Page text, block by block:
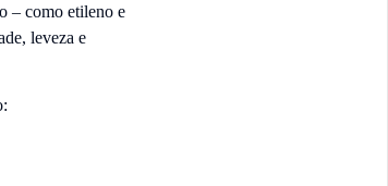
– como etileno e
leveza e